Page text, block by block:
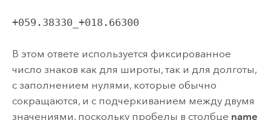
+059.38330_+018.66300
В этом ответе используется фиксированное
число знаков как для широты, так и для долготы,
с заполнением нулями, которые обычно
сокращаются, и с подчеркиванием между двумя
значениями, поскольку пробелы в столбце name